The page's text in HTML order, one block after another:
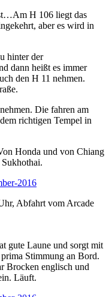
H 106 liegt das
aber es wird in
hinter der
dann heißt es immer
den H 11 nehmen.
Die fahren am
richtigen Tempel in
Honda und von Chiang
Abfahrt vom Arcade
gute Laune und sorgt mit
Stimmung an Bord.
Brocken englisch und
Läuft.